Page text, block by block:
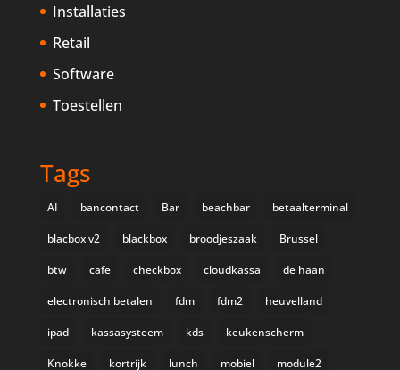
Installaties
Retail
Software
Toestellen
Tags
AI bancontact Bar beachbar betaalterminal
blacbox v2 blackbox broodjeszaak Brussel
btw cafe checkbox cloudkassa de haan
electronisch betalen fdm fdm2 heuvelland
ipad kassasysteem kds keukenscherm
Knokke kortrijk lunch mobiel module2